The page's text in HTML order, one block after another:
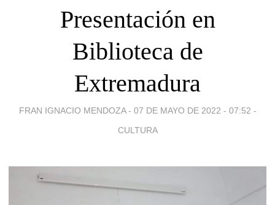
Presentación en
Biblioteca de
Extremadura
FRAN IGNACIO MENDOZA - 07 DE MAYO DE 2022 - 07:52 -
CULTURA